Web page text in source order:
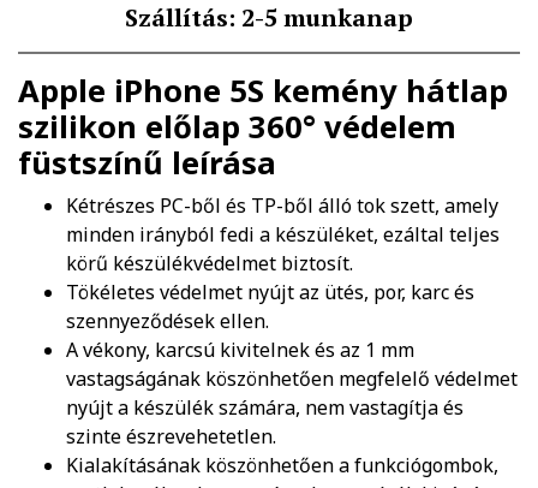
Szállítás: 2-5 munkanap
Apple iPhone 5S kemény hátlap
szilikon előlap 360° védelem
füstszínű leírása
Kétrészes PC-ből és TP-ből álló tok szett, amely
minden irányból fedi a készüléket, ezáltal teljes
körű készülékvédelmet biztosít.
Tökéletes védelmet nyújt az ütés, por, karc és
szennyeződések ellen.
A vékony, karcsú kivitelnek és az 1 mm
vastagságának köszönhetően megfelelő védelmet
nyújt a készülék számára, nem vastagítja és
szinte észrevehetetlen.
Kialakításának köszönhetően a funkciógombok,